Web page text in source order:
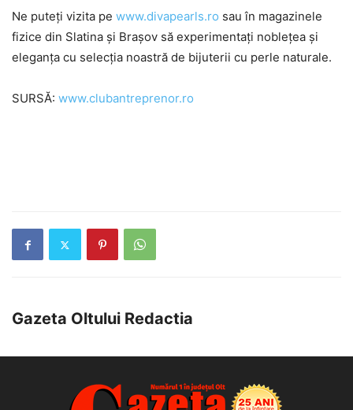
Ne puteți vizita pe www.divapearls.ro sau în magazinele
fizice din Slatina și Brașov să experimentați noblețea și
eleganța cu selecția noastră de bijuterii cu perle naturale.
SURSĂ: www.clubantreprenor.ro
Gazeta Oltului Redactia